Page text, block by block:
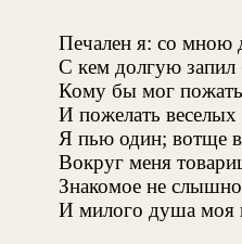
Печален я: со мною
С кем долгую запил
Кому бы мог
И пожелать веселых
Я пью один; вотще
Вокруг меня
Знакомое не
И милого душа моя